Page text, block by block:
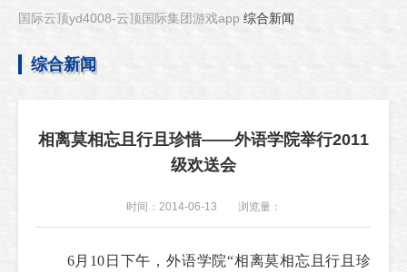
国际云顶yd4008-云顶国际集团游戏app 综合新闻
综合新闻
相离莫相忘且行且珍惜——外语学院举行2011
级欢送会
时间：2014-06-13 浏览量：
6月 10 日下午，外语学院“相离莫相忘且行且珍